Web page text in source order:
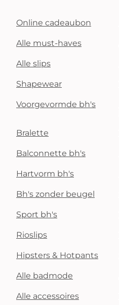
Online cadeaubon
Alle must-haves
Alle slips
Shapewear
Voorgevormde bh's
Bralette
Balconnette bh's
Hartvorm bh's
Bh's zonder beugel
Sport bh's
Rioslips
Hipsters & Hotpants
Alle badmode
Alle accessoires